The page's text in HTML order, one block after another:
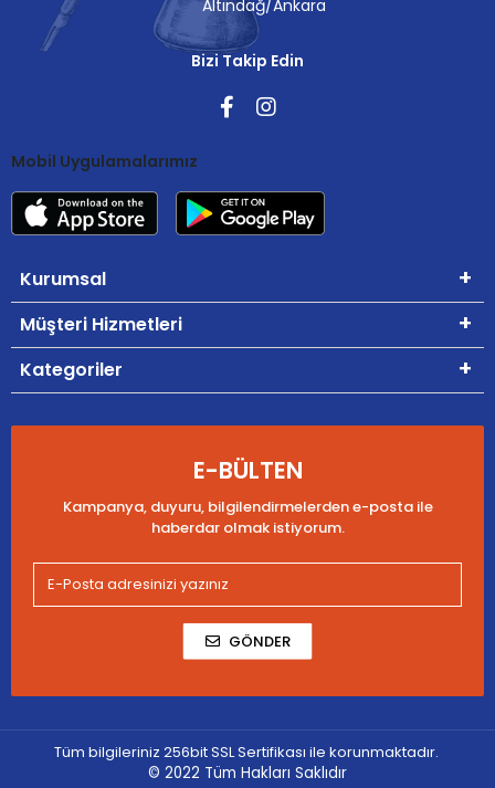
Altındağ/Ankara
Bizi Takip Edin
Mobil Uygulamalarımız
Kurumsal
Müşteri Hizmetleri
Kategoriler
E-BÜLTEN
Kampanya, duyuru, bilgilendirmelerden e-posta ile
haberdar olmak istiyorum.
GÖNDER
Tüm bilgileriniz 256bit SSL Sertifikası ile korunmaktadır.
© 2022 Tüm Hakları Saklıdır